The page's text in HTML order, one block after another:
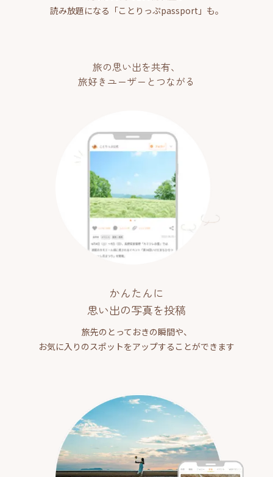
読み放題になる「ことりっぷpassport」も。
旅の思い出を共有、
旅好きユーザーとつながる
かんたんに
思い出の写真を投稿
旅先のとっておきの瞬間や、
お気に入りのスポットをアップすることができます